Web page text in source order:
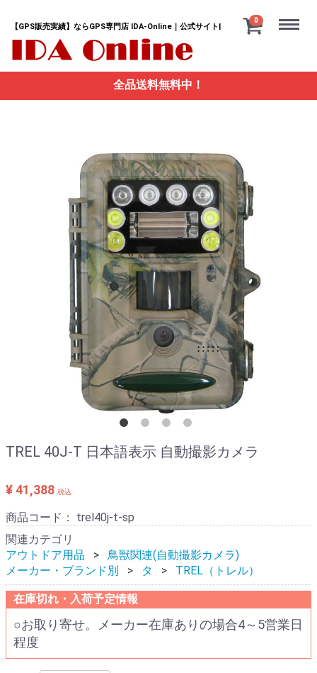
【GPS販売実績】ならGPS専門店 IDA-Online｜公式サイト|
0
全品送料無料中！
TREL 40J-T 日本語表示 自動撮影カメラ
¥ 41,388 税込
商品コード： trel40j-t-sp
関連カテゴリ
アウトドア用品
鳥獣関連(自動撮影カメラ)
メーカー・ブランド別
タ TREL（トレル）
在庫切れ・入荷予定情報
○お取り寄せ。メーカー在庫ありの場合4～5営業日
程度